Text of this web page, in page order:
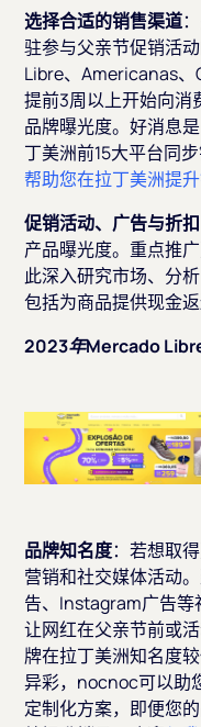
选择合适的销售渠道
驻参与父亲节促销活
Libre、Americanas
提前3周以上开始向消
品牌曝光度。好消息
丁美洲前15大平台同步
帮助您在拉丁美洲提
促销活动、广告与折扣
产品曝光度。重点推
此深入研究市场、分
包括为商品提供现金
2023年Mercado
品牌知名度：若想取
营销和社交媒体活动
告、Instagram广告
让网红在父亲节前或
牌在拉丁美洲知名度
异彩，nocnoc可以助
定制化方案，即便您